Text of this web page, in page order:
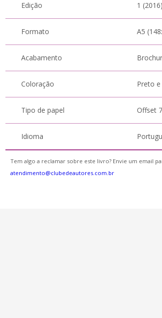
Edição 1 (2016)
Formato A5
Acabamento
Coloração Preto
Tipo de papel Offset
Idioma
Tem algo a reclamar sobre este livro? Envie um email
atendimento@clubedeautores.com.br